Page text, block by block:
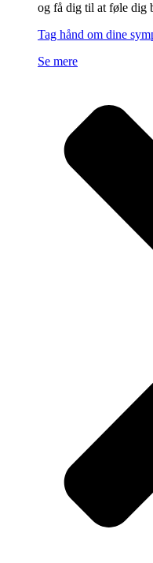
og få dig til at føle dig
Tag hånd om dine
Se mere